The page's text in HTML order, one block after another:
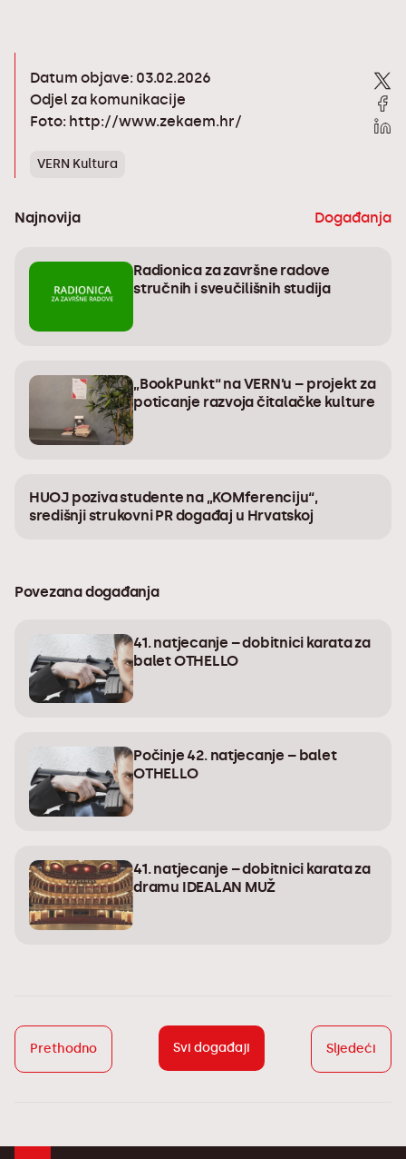
Datum objave: 03.02.2026
Odjel za komunikacije
Foto: http://www.zekaem.hr/
VERN Kultura
Najnovija Događanja
Radionica za završne radove
stručnih i sveučilišnih studija
„BookPunkt“ na VERN’u – projekt za
poticanje razvoja čitalačke kulture
HUOJ poziva studente na „KOMferenciju“,
središnji strukovni PR događaj u Hrvatskoj
Povezana događanja
41. natjecanje – dobitnici karata za
balet OTHELLO
Počinje 42. natjecanje – balet
OTHELLO
41. natjecanje – dobitnici karata za
dramu IDEALAN MUŽ
Prethodno Svi događaji Sljedeći